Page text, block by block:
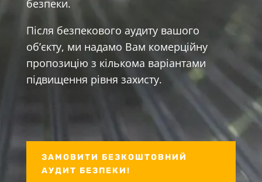
безпеки.
Після безпекового аудиту вашого
об’єкту, ми надамо Вам комерційну
пропозицію з кількома варіантами
підвищення рівня захисту.
ЗАМОВИТИ БЕЗКОШТОВНИЙ
АУДИТ БЕЗПЕКИ!